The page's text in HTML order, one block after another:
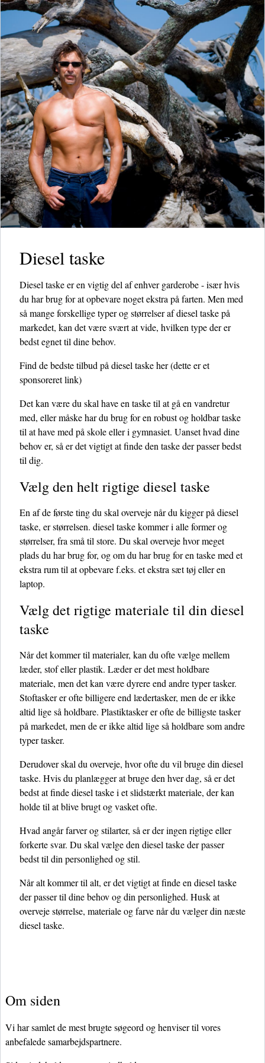
Diesel taske
Diesel taske er en vigtig del af enhver garderobe - især hvis
du har brug for at opbevare noget ekstra på farten. Men med
så mange forskellige typer og størrelser af diesel taske på
markedet, kan det være svært at vide, hvilken type der er
bedst egnet til dine behov.
Find de bedste tilbud på diesel taske her(dette er et
sponsoreret link)
Det kan være du skal have en taske til at gå en vandretur
med, eller måske har du brug for en robust og holdbar taske
til at have med på skole eller i gymnasiet. Uanset hvad dine
behov er, så er det vigtigt at finde den taske der passer bedst
til dig.
Vælg den helt rigtige diesel taske
En af de første ting du skal overveje når du kigger på diesel
taske, er størrelsen. diesel taske kommer i alle former og
størrelser, fra små til store. Du skal overveje hvor meget
plads du har brug for, og om du har brug for en taske med et
ekstra rum til at opbevare f.eks. et ekstra sæt tøj eller en
laptop.
Vælg det rigtige materiale til din diesel
taske
Når det kommer til materialer, kan du ofte vælge mellem
læder, stof eller plastik. Læder er det mest holdbare
materiale, men det kan være dyrere end andre typer tasker.
Stoftasker er ofte billigere end lædertasker, men de er ikke
altid lige så holdbare. Plastiktasker er ofte de billigste tasker
på markedet, men de er ikke altid lige så holdbare som andre
typer tasker.
Derudover skal du overveje, hvor ofte du vil bruge din diesel
taske. Hvis du planlægger at bruge den hver dag, så er det
bedst at finde diesel taske i et slidstærkt materiale, der kan
holde til at blive brugt og vasket ofte.
Hvad angår farver og stilarter, så er der ingen rigtige eller
forkerte svar. Du skal vælge den diesel taske der passer
bedst til din personlighed og stil.
Når alt kommer til alt, er det vigtigt at finde en diesel taske
der passer til dine behov og din personlighed. Husk at
overveje størrelse, materiale og farve når du vælger din næste
diesel taske.
Om siden
Vi har samlet de mest brugte søgeord og henviser til vores
anbefalede samarbejdspartnere.